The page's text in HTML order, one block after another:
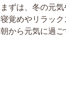
まずは、冬の元
寝覚めやリラッ
朝から元気に過ご